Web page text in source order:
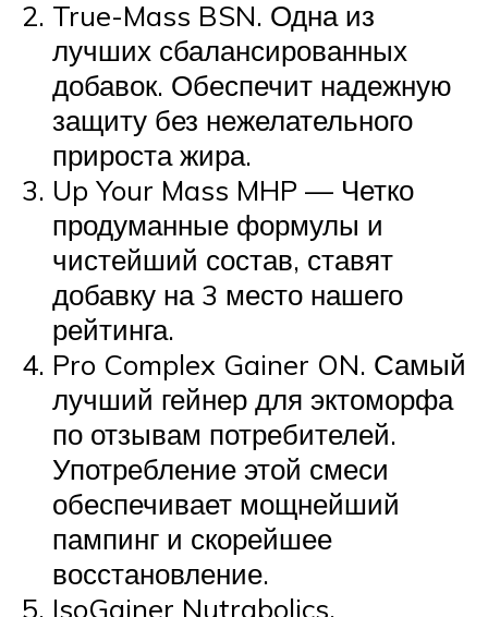
True-Mass BSN. Одна из
лучших сбалансированных
добавок. Обеспечит надежную
защиту без нежелательного
прироста жира.
Up Your Mass MHP — Четко
продуманные формулы и
чистейший состав, ставят
добавку на 3 место нашего
рейтинга.
Pro Complex Gainer ON. Самый
лучший гейнер для эктоморфа
по отзывам потребителей.
Употребление этой смеси
обеспечивает мощнейший
пампинг и скорейшее
восстановление.
IsoGainer Nutrabolics.